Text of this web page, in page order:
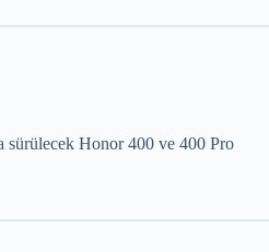
sürülecek Honor 400 ve 400 Pro